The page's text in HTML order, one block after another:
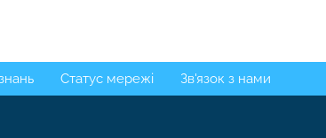
Статус мережі Зв'язок з нами